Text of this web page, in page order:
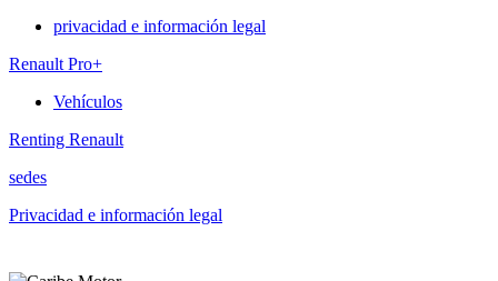
privacidad e información legal
Renault Pro+
Vehículos
Renting Renault
sedes
Privacidad e información legal